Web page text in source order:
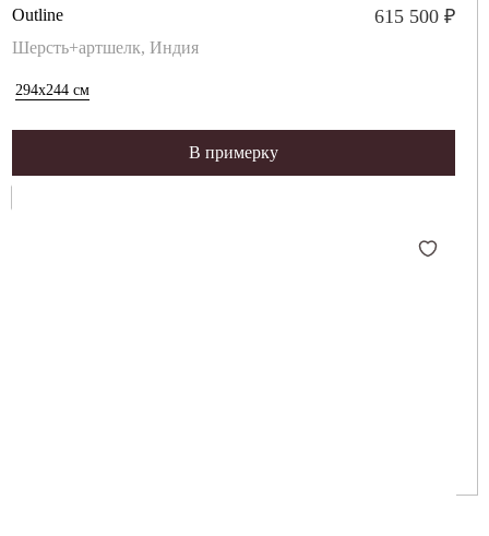
Outline 615 500 ₽
Шерсть+артшелк, Индия
294x244 см
В примерку